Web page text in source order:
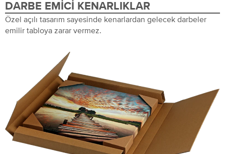
DARBE EMICI KENARLIKLAR
Özel açılı tasarım sayesinde kenarlardan gelecek darbeler
emilir tabloya zarar vermez.